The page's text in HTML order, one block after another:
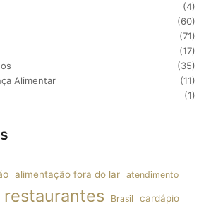
(4)
(60)
(71)
(17)
(35)
Alimentar
(11)
(1)
alimentação fora do lar atendimento
restaurantes Brasil cardápio